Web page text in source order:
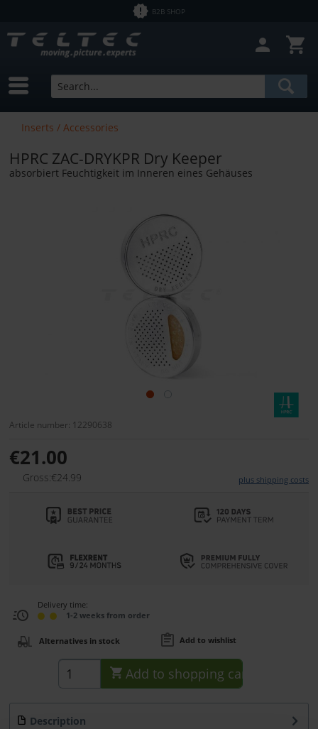
B2B SHOP
Inserts / Accessories
HPRC ZAC-DRYKPR Dry Keeper
absorbiert Feuchtigkeit im Inneren eines Gehäuses
Article number: 12290638
€21.00
Gross:€24.99 plus shipping costs
Delivery time:
1-2 weeks from order
Alternatives in stock Add to wishlist
Add to shopping cart
Description